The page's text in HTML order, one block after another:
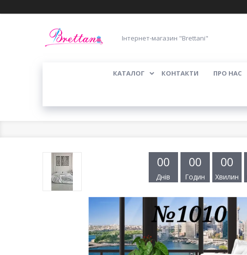
Інтернет-магазин "Brettani"
КАТАЛОГ КОНТАКТИ ПРО НАС
00
Днів
00
Годин
00
Хвилин